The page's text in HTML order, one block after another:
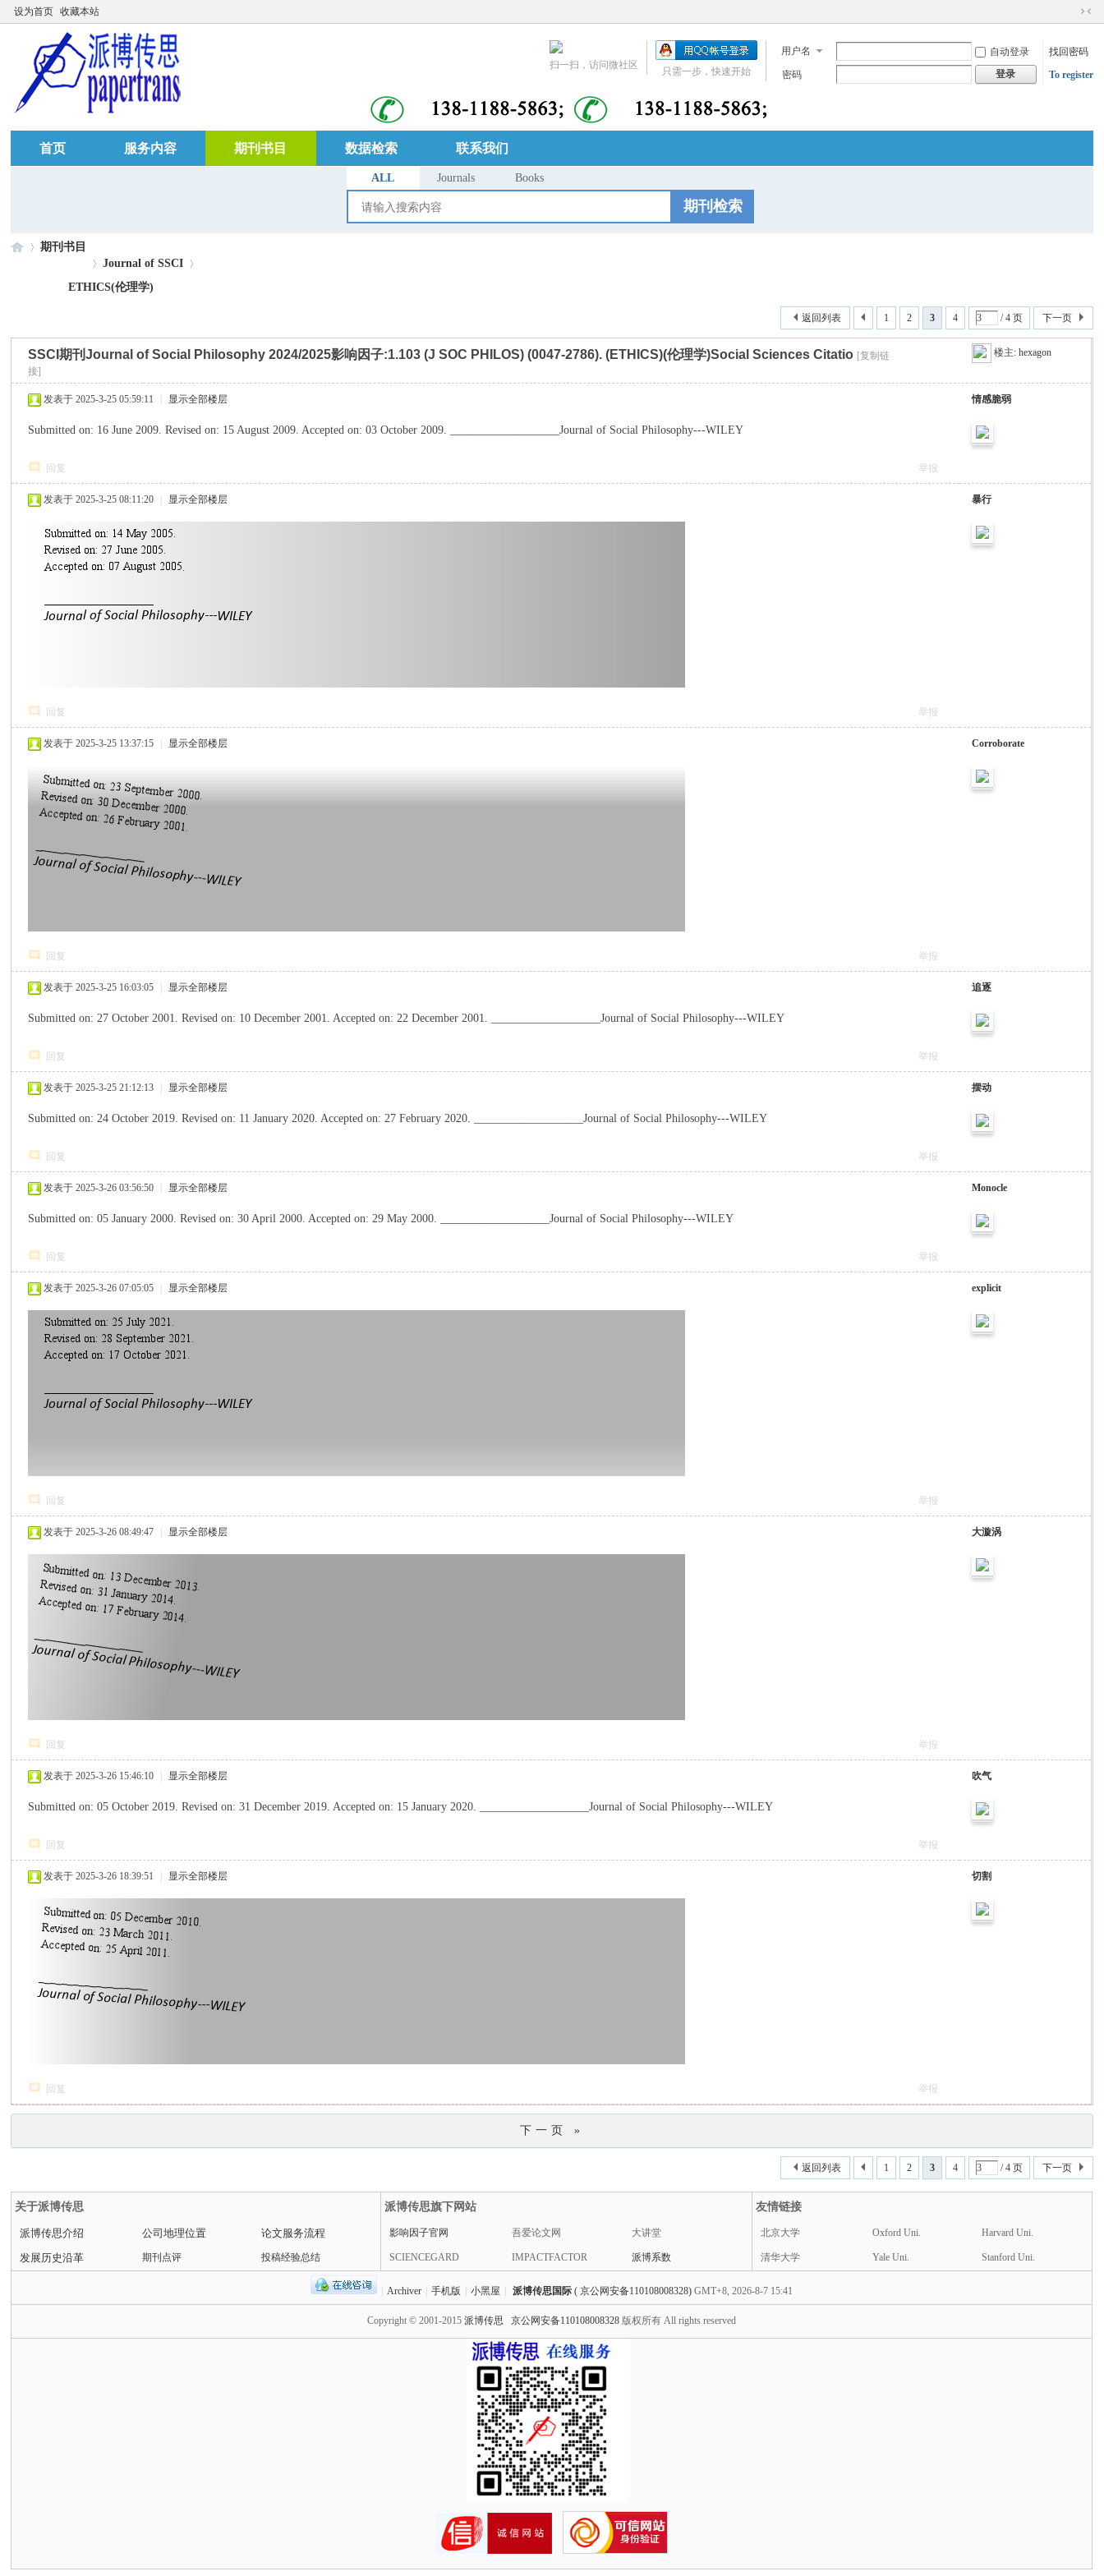
设为首页 收藏本站
切
到
窄
用户名 自动登录
找回密码
密码
登录 To register
只需一步，快速开始
扫一扫，访问微社区
首页 服务内容 期刊书目 数据检索 联系我们
ALL Journals Books
期刊检索
派
思
期刊书目
Journal of SSCI
ETHICS(伦理学)
1 2 3 4 / 4 页 下一页
返回列表
SSCI期刊Journal of Social Philosophy 2024/2025影响因子:1.103 (J SOC PHILOS) (0047-2786). (ETHICS)(伦理学)Social Sciences Citatio [复制链
接]
楼主:hexagon
发表于 2025-3-25 05:59:11 显示全部楼层
Submitted on: 16 June 2009. Revised on: 15 August 2009. Accepted on: 03 October 2009. ___________________Journal of Social Philosophy---WILEY
情感脆弱
回复 举报
发表于 2025-3-25 08:11:20 显示全部楼层 暴行
回复 举报
发表于 2025-3-25 13:37:15 显示全部楼层 Corroborate
回复 举报
发表于 2025-3-25 16:03:05 显示全部楼层
Submitted on: 27 October 2001. Revised on: 10 December 2001. Accepted on: 22 December 2001. ___________________Journal of Social Philosophy---WILEY
追逐
回复 举报
发表于 2025-3-25 21:12:13 显示全部楼层
Submitted on: 24 October 2019. Revised on: 11 January 2020. Accepted on: 27 February 2020. ___________________Journal of Social Philosophy---WILEY
摆动
回复 举报
发表于 2025-3-26 03:56:50 显示全部楼层
Submitted on: 05 January 2000. Revised on: 30 April 2000. Accepted on: 29 May 2000. ___________________Journal of Social Philosophy---WILEY
Monocle
回复 举报
发表于 2025-3-26 07:05:05 显示全部楼层 explicit
回复 举报
发表于 2025-3-26 08:49:47 显示全部楼层 大漩涡
回复 举报
发表于 2025-3-26 15:46:10 显示全部楼层
Submitted on: 05 October 2019. Revised on: 31 December 2019. Accepted on: 15 January 2020. ___________________Journal of Social Philosophy---WILEY
吹气
回复 举报
发表于 2025-3-26 18:39:51 显示全部楼层 切割
回复 举报
下一页 »
1 2 3 4 / 4 页 下一页
返回列表
关于派博传思 派博传思旗下网站 友情链接
派博传思介绍 公司地理位置 论文服务流程 影响因子官网 吾爱论文网 大讲堂 北京大学 Oxford Uni. Harvard Uni.
发展历史沿革 期刊点评 投稿经验总结 SCIENCEGARD IMPACTFACTOR 派博系数 清华大学 Yale Uni. Stanford Uni.
Archiver 手机版 小黑屋 派博传思国际 ( 京公网安备110108008328) GMT+8, 2026-8-7 15:41
Copyright © 2001-2015派博传思 京公网安备110108008328 版权所有 All rights reserved